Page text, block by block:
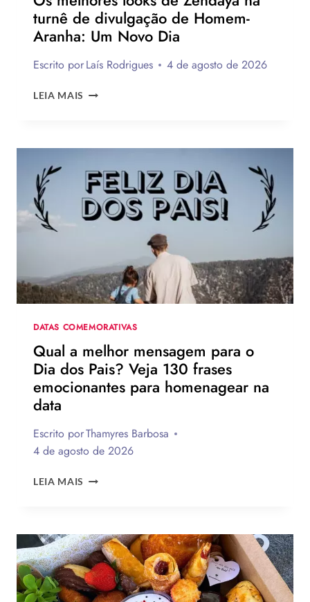
turnê de divulgação de Homem-
Aranha: Um Novo Dia
Escrito porLaís Rodrigues 4 de agosto de 2026
LEIA MAIS OS
ZENDAYA
TURNÊ
DE
DIVULGAÇÃO
DE
UM
NOVO
DIA
DATAS COMEMORATIVAS
Qual a melhor mensagem para o
Dia dos Pais? Veja 130 frases
emocionantes para homenagear na
data
Escrito porThamyres Barbosa
4 de agosto de 2026
LEIA MAIS QUAL
PARA
O
DIA
DOS
PAIS?